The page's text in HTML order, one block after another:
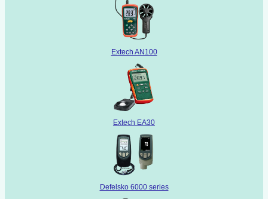
Extech AN100
Extech EA30
Defelsko 6000 series